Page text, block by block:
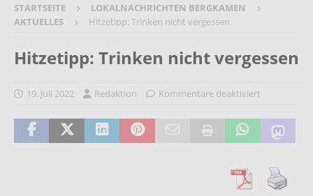
STARTSEITE
LOKALNACHRICHTEN BERGKAMEN
AKTUELLES
Hitzetipp: Trinken nicht vergessen
Hitzetipp: Trinken nicht vergessen
19. Juli 2022 Redaktion Kommentare deaktiviert